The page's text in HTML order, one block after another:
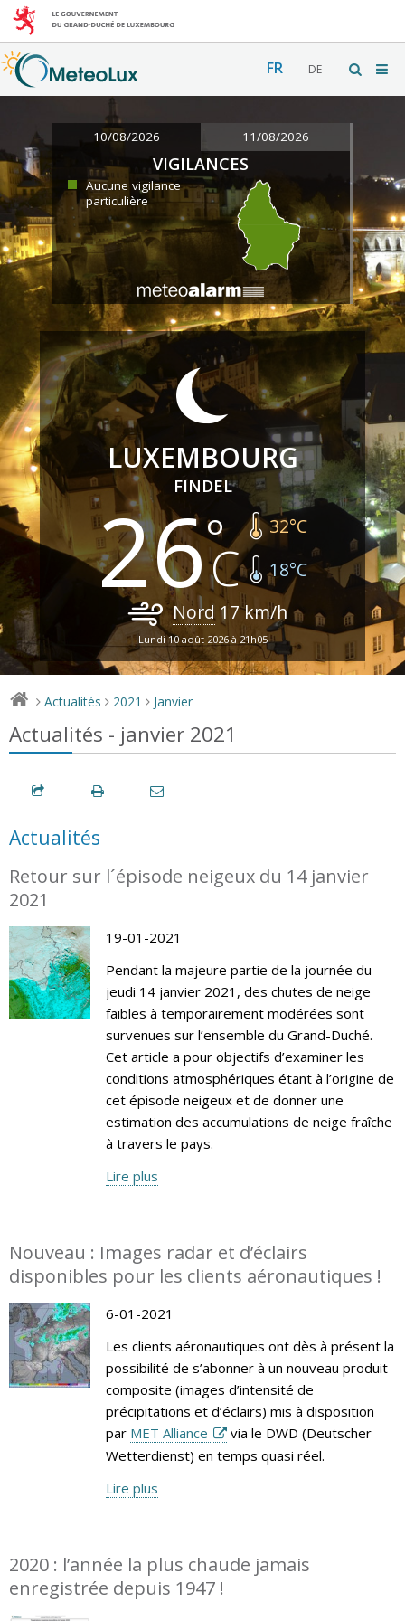
FR DE
10/08/2026 11/08/2026
VIGILANCES
Aucune vigilance
particulière
LUXEMBOURG
FINDEL
26 32°C
18°C
Nord 17km/h
Lundi 10 août 2026 à 21h05
> Actualités > 2021 > Janvier
Actualités - janvier 2021
Actualités
Retour sur l´épisode neigeux du 14 janvier
2021
19-01-2021
Pendant la majeure partie de la journée du
jeudi 14 janvier 2021, des chutes de neige
faibles à temporairement modérées sont
survenues sur l’ensemble du Grand-Duché.
Cet article a pour objectifs d’examiner les
conditions atmosphériques étant à l’origine de
cet épisode neigeux et de donner une
estimation des accumulations de neige fraîche
à travers le pays.
Lire plus
Nouveau : Images radar et d’éclairs
disponibles pour les clients aéronautiques !
6-01-2021
Les clients aéronautiques ont dès à présent la
possibilité de s’abonner à un nouveau produit
composite (images d’intensité de
précipitations et d’éclairs) mis à disposition
par MET Alliance
via le DWD (Deutscher
Wetterdienst) en temps quasi réel.
Lire plus
2020 : l’année la plus chaude jamais
enregistrée depuis 1947 !